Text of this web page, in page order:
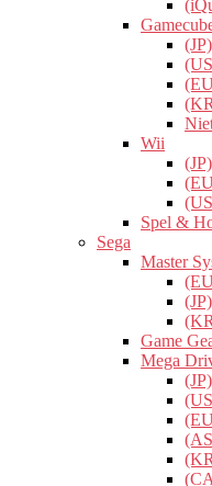
(JP)
Wii
(JP)
Spel &
Sega
Master
(JP)
Game
Mega
(JP)